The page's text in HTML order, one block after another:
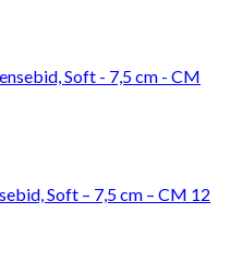
Soft – 7,5 cm – CM 12